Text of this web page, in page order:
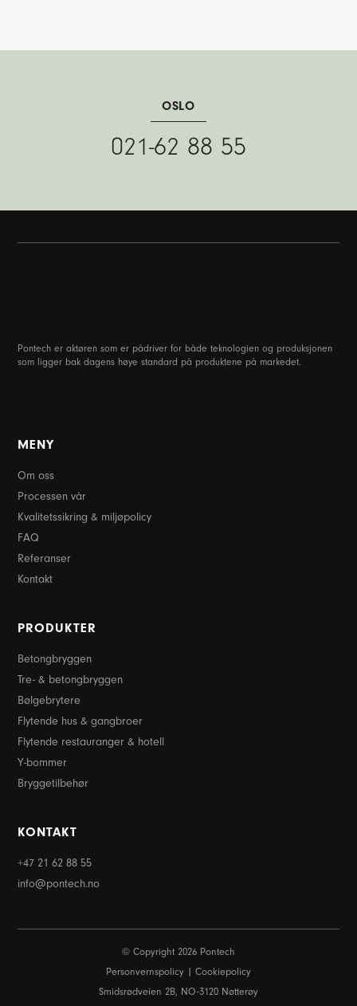
OSLO
021-62 88 55
Pontech er aktøren som er pådriver for både teknologien og produksjonen
som ligger bak dagens høye standard på produktene på markedet.
MENY
Om oss
Processen vår
Kvalitetssikring & miljøpolicy
FAQ
Referanser
Kontakt
PRODUKTER
Betongbryggen
Tre- & betongbryggen
Bølgebrytere
Flytende hus & gangbroer
Flytende restauranger & hotell
Y-bommer
Bryggetilbehør
KONTAKT
+47 21 62 88 55
info@pontech.no
© Copyright 2026 Pontech
Personvernspolicy
Cookiepolicy
Smidsrødveien 2B, NO-3120 Nøtterøy